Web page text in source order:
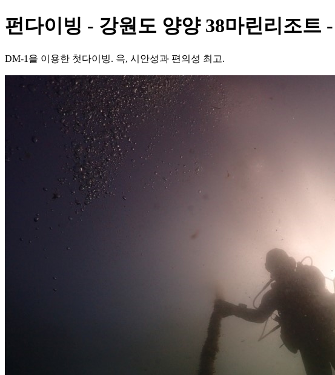
펀다이빙 - 강원도 양양 38마린리조트
DM-1을 이용한 첫다이빙. 윽, 시안성과 편의성 최고.